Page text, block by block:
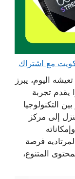
اليوم، يبرز
يقدم تجربة
التكنولوجيا
إلى مركز
فرصة
المتنوع،